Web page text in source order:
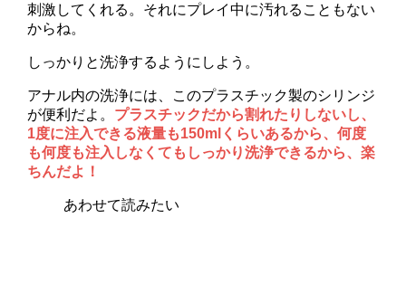
刺激してくれる。それにプレイ中に汚れることもない
からね。
しっかりと洗浄するようにしよう。
アナル内の洗浄には、このプラスチック製のシリンジ
が便利だよ。 プラスチックだから割れたりしないし、
1度に注入できる液量も150mlくらいあるから、何度
も何度も注入しなくてもしっかり洗浄できるから、楽
ちんだよ！
あわせて読みたい